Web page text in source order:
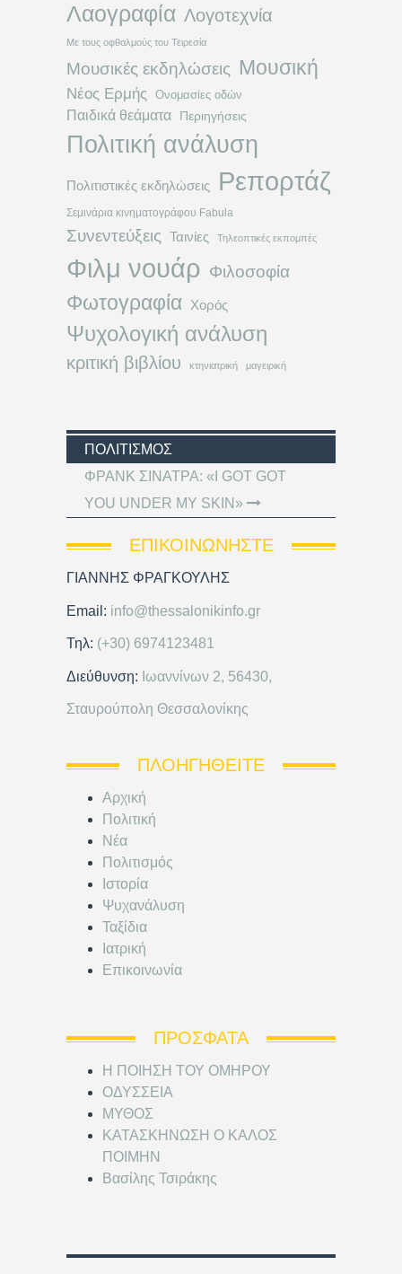
Λαογραφία Λογοτεχνία
Με τους οφθαλμούς του Τειρεσία
Μουσικές εκδηλώσεις Μουσική
Νέος Ερμής Ονομασίες οδών
Παιδικά θεάματα Περιηγήσεις
Πολιτική ανάλυση
Πολιτιστικές εκδηλώσεις Ρεπορτάζ
Σεμινάρια κινηματογράφου Fabula
Συνεντεύξεις Ταινίες Τηλεοπτικές εκπομπές
Φιλμ νουάρ Φιλοσοφία
Φωτογραφία Χορός
Ψυχολογική ανάλυση
κριτική βιβλίου κτηνιατρική μαγειρική
ΠΟΛΙΤΙΣΜΌΣ
ΦΡΑΝΚ ΣΙΝΑΤΡΑ: «I GOT GOT
YOU UNDER MY SKIN»
ΕΠΙΚΟΙΝΩΝΉΣΤΕ
ΓΙΑΝΝΗΣ ΦΡΑΓΚΟΥΛΗΣ
Email: info@thessalonikinfo.gr
Τηλ: (+30) 6974123481
Διεύθυνση: Ιωαννίνων 2, 56430,
Σταυρούπολη Θεσσαλονίκης
ΠΛΟΗΓΗΘΕΊΤΕ
Αρχική
Πολιτική
Νέα
Πολιτισμός
Ιστορία
Ψυχανάλυση
Ταξίδια
Ιατρική
Επικοινωνία
ΠΡΌΣΦΑΤΑ
Η ΠΟΙΗΣΗ ΤΟΥ ΟΜΗΡΟΥ
ΟΔΥΣΣΕΙΑ
ΜΥΘΟΣ
ΚΑΤΑΣΚΗΝΩΣΗ Ο ΚΑΛΟΣ
ΠΟΙΜΗΝ
Βασίλης Τσιράκης